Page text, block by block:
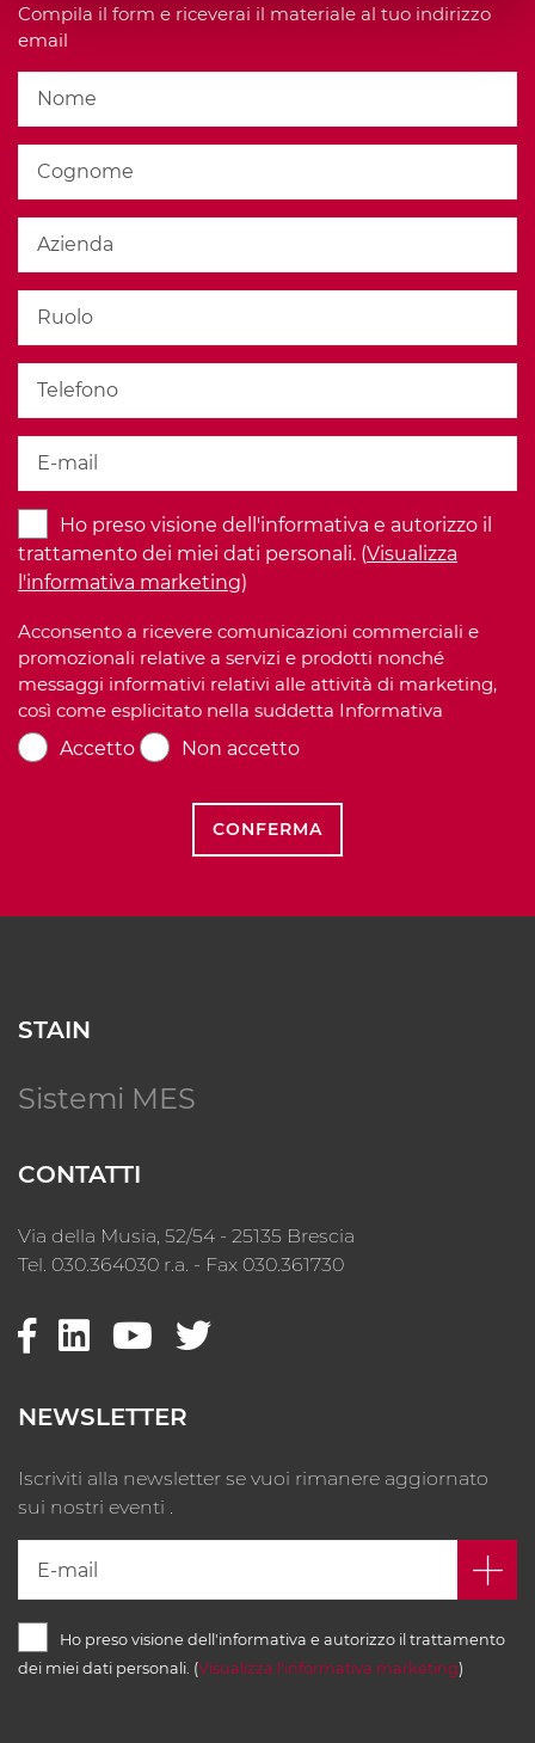
Compila il form e riceverai il materiale al tuo indirizzo
email
Ho preso visione dell'informativa e autorizzo il
trattamento dei miei dati personali. (Visualizza
l'informativa marketing)
Acconsento a ricevere comunicazioni commerciali e
promozionali relative a servizi e prodotti nonché
messaggi informativi relativi alle attività di marketing,
così come esplicitato nella suddetta Informativa
Accetto
Non accetto
CONFERMA
STAIN
Sistemi MES
CONTATTI
Via della Musia, 52/54 - 25135 Brescia
Tel. 030.364030 r.a. - Fax 030.361730
NEWSLETTER
Iscriviti alla newsletter se vuoi rimanere aggiornato
sui nostri eventi .
Ho preso visione dell'informativa e autorizzo il trattamento
dei miei dati personali. (Visualizza l'informativa marketing)